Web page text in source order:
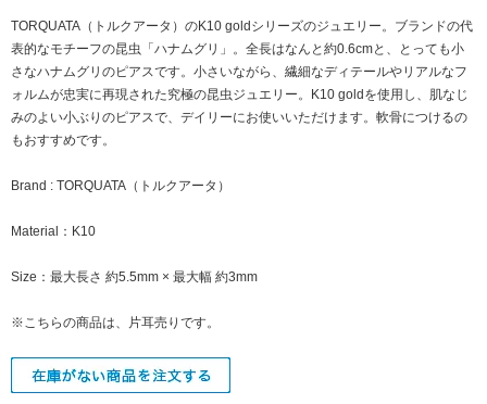
TORQUATA（トルクアータ）のK10 goldシリーズのジュエリー。ブランドの代
表的なモチーフの昆虫「ハナムグリ」。全長はなんと約0.6cmと、とっても小
さなハナムグリのピアスです。小さいながら、繊細なディテールやリアルなフ
ォルムが忠実に再現された究極の昆虫ジュエリー。K10 goldを使用し、肌なじ
みのよい小ぶりのピアスで、デイリーにお使いいただけます。軟骨につけるの
もおすすめです。
Brand : TORQUATA（トルクアータ）
Material：K10
Size：最大長さ 約5.5mm × 最大幅 約3mm
※こちらの商品は、片耳売りです。